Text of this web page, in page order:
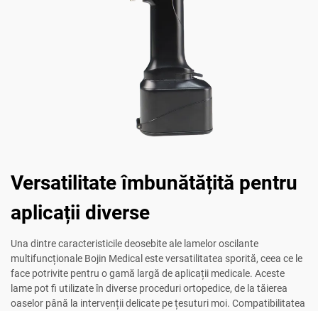
Versatilitate îmbunătățită pentru
aplicații diverse
Una dintre caracteristicile deosebite ale lamelor oscilante
multifuncționale Bojin Medical este versatilitatea sporită, ceea ce le
face potrivite pentru o gamă largă de aplicații medicale. Aceste
lame pot fi utilizate în diverse proceduri ortopedice, de la tăierea
oaselor până la intervenții delicate pe țesuturi moi. Compatibilitatea